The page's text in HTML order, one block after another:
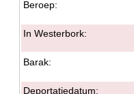
Beroep:
In Westerbork:
Barak:
Deportatiedatum: